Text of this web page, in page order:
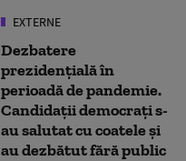
EXTERNE
Dezbatere
prezidențială în
perioadă de pandemie.
Candidații democrați s-
au salutat cu coatele și
au dezbătut fără public